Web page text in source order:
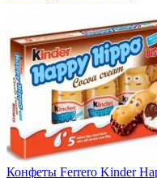
Конфеты Ferrero Kinder